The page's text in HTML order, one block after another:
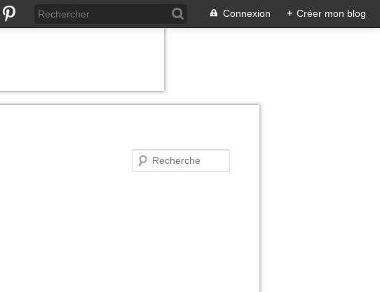
Connexion + Créer mon blog